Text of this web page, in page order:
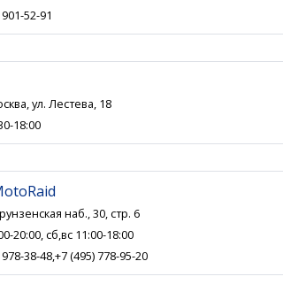
52-91
ул. Лестева, 18
18:00
наб., 30, стр. 6
20:00, сб,вс 11:00-18:00
38-48,+7 (495) 778-95-20